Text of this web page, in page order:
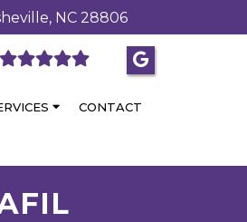
NC 28806
CONTACT